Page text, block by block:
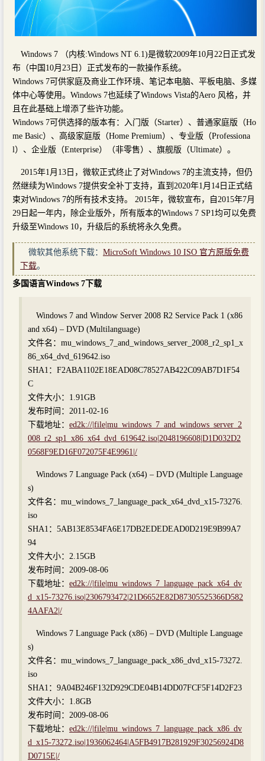
Windows 7 （内核:Windows NT 6.1)是微软2009年10月22日正式发
布（中国10月23日）正式发布的一款操作系统。
Windows 7可供家庭及商业工作环境、笔记本电脑、平板电脑、多媒
体中心等使用。Windows 7也延续了Windows Vista的Aero 风格，并
且在此基础上增添了些许功能。
Windows 7可供选择的版本有：入门版（Starter）、普通家庭版（Ho
me Basic）、高级家庭版（Home Premium）、专业版（Professiona
l）、企业版（Enterprise）（非零售）、旗舰版（Ultimate）。
2015年1月13日，微软正式终止了对Windows 7的主流支持，但仍
然继续为Windows 7提供安全补丁支持，直到2020年1月14日正式结
束对Windows 7的所有技术支持。 2015年，微软宣布，自2015年7月
29日起一年内，除企业版外，所有版本的Windows 7 SP1均可以免费
升级至Windows 10，升级后的系统将永久免费。
微软其他系统下载： MicroSoft Windows 10 ISO 官方原版免费
下载。
多国语言Windows 7下载
Windows 7 and Window Server 2008 R2 Service Pack 1 (x86
and x64) – DVD (Multilanguage)
文件名：mu_windows_7_and_windows_server_2008_r2_sp1_x
86_x64_dvd_619642.iso
SHA1：F2ABA1102E18EAD08C78527AB422C09AB7D1F54
C
文件大小：1.91GB
发布时间：2011-02-16
下载地址： ed2k://|file|mu_windows_7_and_windows_server_2
008_r2_sp1_x86_x64_dvd_619642.iso|2048196608|D1D032D2
0568F9ED16F072075F4E9961|/
Windows 7 Language Pack (x64) – DVD (Multiple Language
s)
文件名：mu_windows_7_language_pack_x64_dvd_x15-73276.
iso
SHA1：5AB13E8534FA6E17DB2EDEDEAD0D219E9B99A7
94
文件大小：2.15GB
发布时间：2009-08-06
下载地址： ed2k://|file|mu_windows_7_language_pack_x64_dv
d_x15-73276.iso|2306793472|21D6652E82D87305525366D582
4AAFA2|/
Windows 7 Language Pack (x86) – DVD (Multiple Language
s)
文件名：mu_windows_7_language_pack_x86_dvd_x15-73272.
iso
SHA1：9A04B246F132D929CDE04B14DD07FCF5F14D2F23
文件大小：1.8GB
发布时间：2009-08-06
下载地址： ed2k://|file|mu_windows_7_language_pack_x86_dv
d_x15-73272.iso|1936062464|A5FB4917B281929F30256924D8
D0715E|/